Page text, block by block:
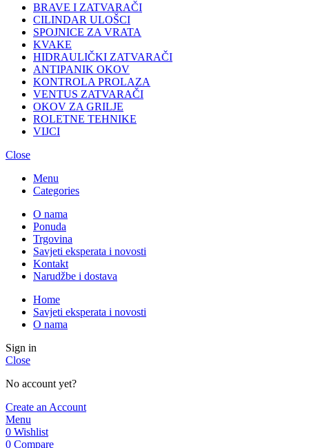
BRAVE I ZATVARAČI
CILINDAR ULOŠCI
SPOJNICE ZA VRATA
KVAKE
HIDRAULIČKI ZATVARAČI
ANTIPANIK OKOV
KONTROLA PROLAZA
VENTUS ZATVARAČI
OKOV ZA GRILJE
ROLETNE TEHNIKE
VIJCI
Close
Menu
Categories
O nama
Ponuda
Trgovina
Savjeti eksperata i novosti
Kontakt
Narudžbe i dostava
Home
Savjeti eksperata i novosti
O nama
Sign in
Close
No account yet?
Create an Account
Menu
0 Wishlist
0 Compare